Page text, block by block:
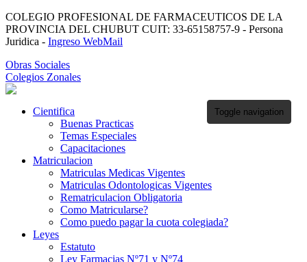
COLEGIO PROFESIONAL DE FARMACEUTICOS DE LA
PROVINCIA DEL CHUBUT CUIT: 33-65158757-9 - Persona
Juridica - Ingreso WebMail
Obras Sociales
Colegios Zonales
Toggle navigation
Cientifica
Buenas Practicas
Temas Especiales
Capacitaciones
Matriculacion
Matriculas Medicas Vigentes
Matriculas Odontologicas Vigentes
Rematriculacion Obligatoria
Como Matricularse?
Como puedo pagar la cuota colegiada?
Leyes
Estatuto
Ley Farmacias Nº71 y Nº74